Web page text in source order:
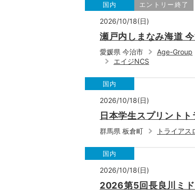
国内 エントリー終了
2026/10/18(日)
瀬戸内しまなみ海道
愛媛県 今治市 Age-Group
エイジNCS
国内
2026/10/18(日)
日本学生スプリント
群馬県 板倉町 トライアス
国内
2026/10/18(日)
2026第5回長良川ミ